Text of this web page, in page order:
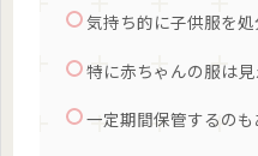
気持ち的に子供服を
特に赤ちゃんの服は
一定期間保管するのも